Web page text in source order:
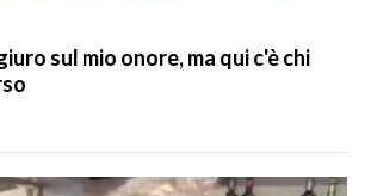
sul mio onore, ma qui c'è chi